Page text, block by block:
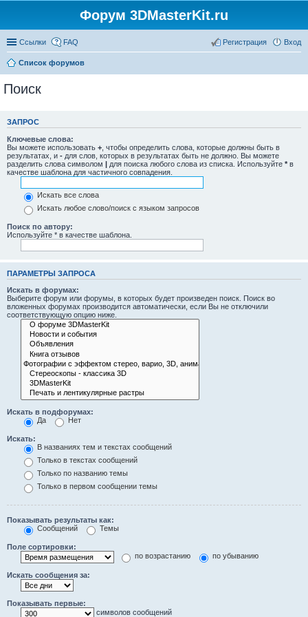
Форум 3DMasterKit.ru
Ссылки FAQ Вход
Регистрация
Список форумов
Поиск
ЗАПРОС
Ключевые слова:
Вы можете использовать + , чтобы определить слова, которые должны быть в
результатах, и - для слов, которых в результатах быть не должно. Вы можете
разделить слова символом | для поиска любого слова из списка. Используйте * в
качестве шаблона для частичного совпадения.
Искать все слова
Искать любое слово/поиск с языком запросов
Поиск по автору:
Используйте * в качестве шаблона.
ПАРАМЕТРЫ ЗАПРОСА
Искать в форумах:
Выберите форум или форумы, в которых будет произведен поиск. Поиск во
вложенных форумах производится автоматически, если Вы не отключили
соответствующую опцию ниже.
Искать в подфорумах:
Да
Нет
Искать:
В названиях тем и текстах сообщений
Только в текстах сообщений
Только по названию темы
Только в первом сообщении темы
Показывать результаты как:
Сообщений
Темы
Поле сортировки:
по возрастанию
по убыванию
Искать сообщения за:
Показывать первые:
символов сообщений